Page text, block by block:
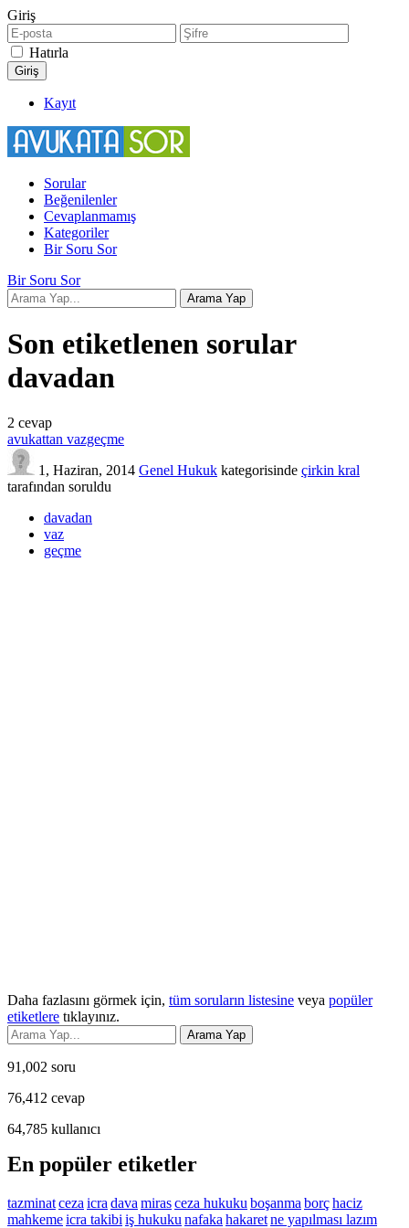
Giriş
Hatırla
Kayıt
Sorular
Beğenilenler
Cevaplanmamış
Kategoriler
Bir Soru Sor
Bir Soru Sor
Son etiketlenen sorular
davadan
2 cevap
avukattan vazgeçme
1, Haziran, 2014 Genel Hukuk kategorisinde çirkin kral
tarafından soruldu
davadan
vaz
geçme
Daha fazlasını görmek için, tüm soruların listesine veya popüler
etiketlere tıklayınız.
91,002 soru
76,412 cevap
64,785 kullanıcı
En popüler etiketler
tazminatceza icra dava mirasceza hukuku boşanma borçhaciz
mahkemeicra takibi iş hukuku nafaka hakaretne yapılması lazım